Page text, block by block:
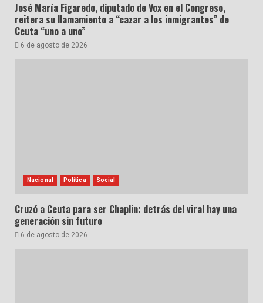
José María Figaredo, diputado de Vox en el Congreso,
reitera su llamamiento a “cazar a los inmigrantes” de
Ceuta “uno a uno”
6 de agosto de 2026
Nacional Política Social
Cruzó a Ceuta para ser Chaplin: detrás del viral hay una
generación sin futuro
6 de agosto de 2026